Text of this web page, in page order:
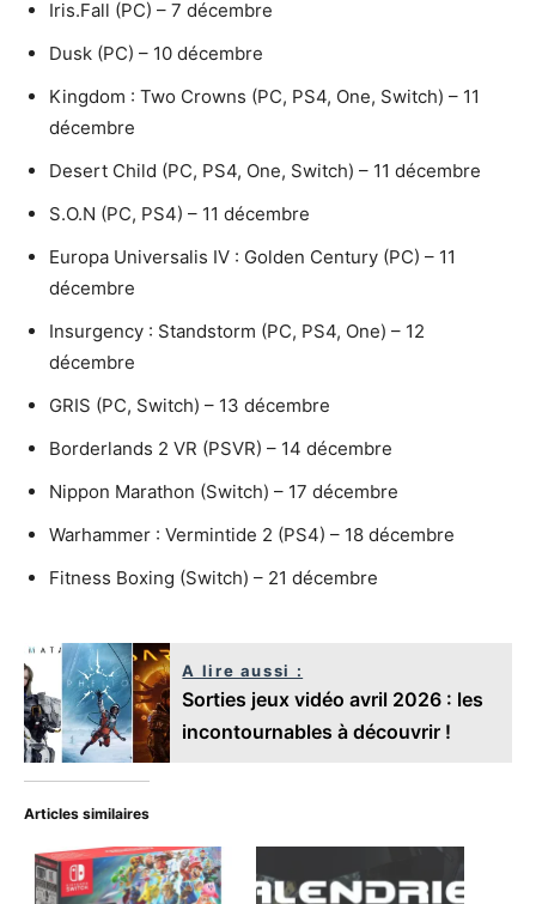
Iris.Fall (PC) – 7 décembre
Dusk (PC) – 10 décembre
Kingdom : Two Crowns (PC, PS4, One, Switch) – 11
décembre
Desert Child (PC, PS4, One, Switch) – 11 décembre
S.O.N (PC, PS4) – 11 décembre
Europa Universalis IV : Golden Century (PC) – 11
décembre
Insurgency : Standstorm (PC, PS4, One) – 12
décembre
GRIS (PC, Switch) – 13 décembre
Borderlands 2 VR (PSVR) – 14 décembre
Nippon Marathon (Switch) – 17 décembre
Warhammer : Vermintide 2 (PS4) – 18 décembre
Fitness Boxing (Switch) – 21 décembre
A lire aussi :
Sorties jeux vidéo avril 2026 : les
incontournables à découvrir !
Articles similaires